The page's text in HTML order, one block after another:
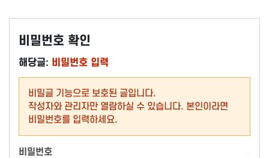
비밀번호 확인
해당글: 비밀번호 입력
비밀글 기능으로 보호된 글입니다.
작성자와 관리자만 열람하실 수 있습니다. 본인이라면
비밀번호를 입력하세요.
비밀번호